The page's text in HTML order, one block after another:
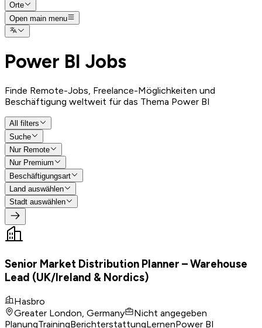
Orte
Open main menu
Power BI Jobs
Finde Remote-Jobs, Freelance-Möglichkeiten und
Beschäftigung weltweit für das Thema Power BI
All filters
Suche
Nur Remote
Nur Premium
Beschäftigungsart
Land auswählen
Stadt auswählen
Senior Market Distribution Planner – Warehouse
Lead (UK/Ireland & Nordics)
Hasbro
Greater London, Germany
Nicht angegeben
PlanungTrainingBerichterstattungLernenPower BI